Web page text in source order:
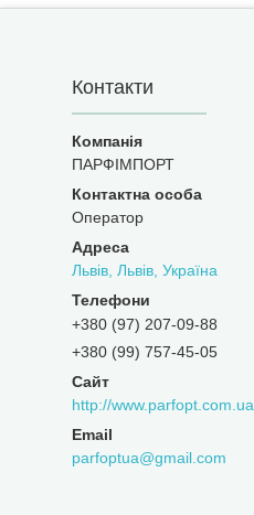
Контакти
ПАРФІМПОРТ
Оператор
Львів, Львів, Україна
+380 (97) 207-09-88
+380 (99) 757-45-05
http://www.parfopt.com.ua
parfoptua@gmail.com